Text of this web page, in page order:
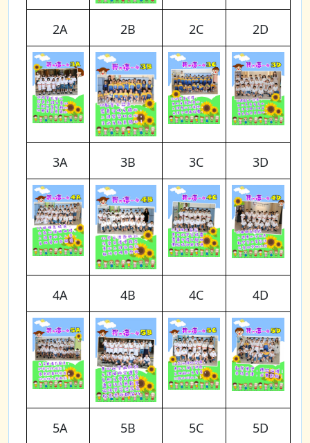
2A 2B 2C 2D
3A 3B 3C 3D
4A 4B 4C 4D
5A 5B 5C 5D